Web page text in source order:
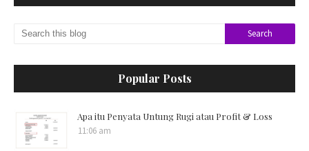
Popular Posts
Apa itu Penyata Untung Rugi atau Profit & Loss
11:06 am